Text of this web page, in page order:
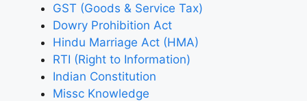
GST (Goods & Service Tax)
Dowry Prohibition Act
Hindu Marriage Act (HMA)
RTI (Right to Information)
Indian Constitution
Missc Knowledge